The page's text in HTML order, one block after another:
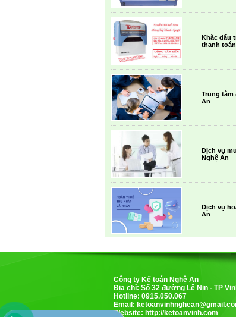
Khắc dấu
thanh
Trung tâm
An
Dịch vụ
Nghệ An
Dịch vụ
An
Công ty Kế toán Nghệ An
Địa chỉ: Số 32 đường Lê Nin - TP
Hotline: 0915.050.067
Email:
Website: http://ketoanvinh.com